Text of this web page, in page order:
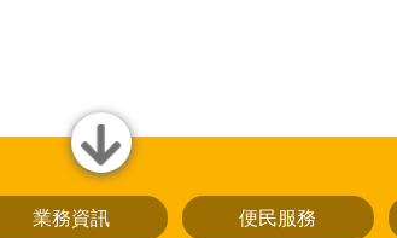
close
業務資訊 便民服務